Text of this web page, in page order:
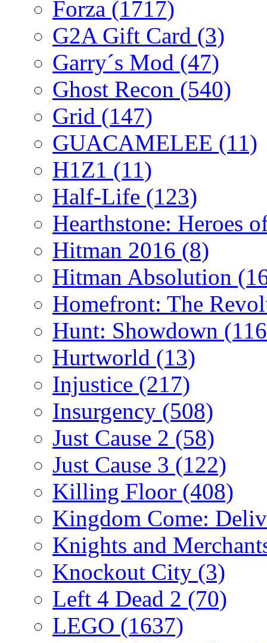
Forza (1717)
G2A Gift Card (3)
Garry´s Mod (47)
Ghost Recon (540)
Grid (147)
GUACAMELEE (11)
H1Z1 (11)
Half-Life (123)
Hearthstone: Heroes
Hitman 2016 (8)
Hitman Absolution
Homefront: The
Hunt: Showdown
Hurtworld (13)
Injustice (217)
Insurgency (508)
Just Cause 2 (58)
Just Cause 3 (122)
Killing Floor (408)
Kingdom Come:
Knights and
Knockout City (3)
Left 4 Dead 2 (70)
LEGO (1637)